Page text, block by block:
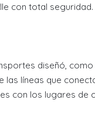
con total seguridad.
diseñó, como
las líneas que
con los lugares de